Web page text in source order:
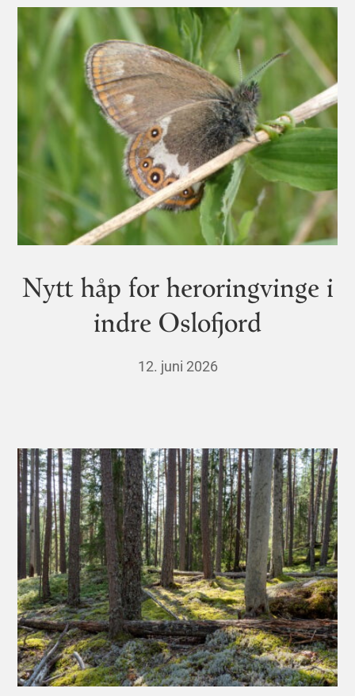
Nytt håp for heroringvinge i
indre Oslofjord
12. juni 2026